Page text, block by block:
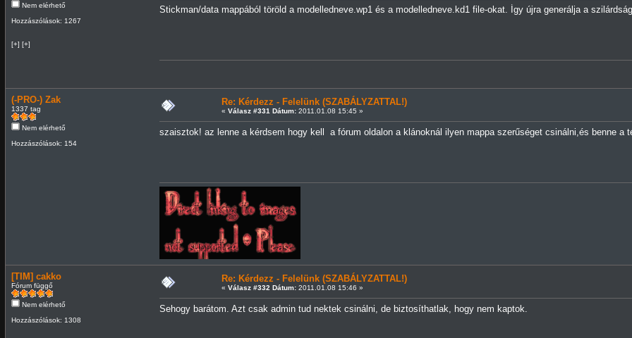
Nem elérhető
Hozzászólások: 1267
[+] [+]
Stickman/data mappából töröld a modelledneve.wp1 és a modelledneve.kd1 file-okat. Így újra generálja a
(-PRO-) Zak
1337 tag
Nem elérhető
Hozzászólások: 154
Re: Kérdezz - Felelünk (SZABÁLYZATTAL!)
« Válasz #331 Dátum:2011.01.08 15:45 »
szaisztok! az lenne a kérdsem hogy kell a fórum oldalon a klánoknál ilyen mappa szerűséget csinálni,és benne a
[TIM] cakko
Fórum függő
Nem elérhető
Hozzászólások: 1308
Re: Kérdezz - Felelünk (SZABÁLYZATTAL!)
« Válasz #332 Dátum:2011.01.08 15:46 »
Sehogy barátom. Azt csak admin tud nektek csinálni, de biztosíthatlak, hogy nem kaptok.